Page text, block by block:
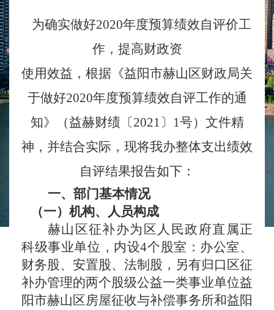
为确实做好2020年度预算绩效自评价工
作，提高财政资
使用效益，根据《益阳市赫山区财政局关
于做好2020年度预算绩效自评工作的通
知》
（益赫财绩〔2021〕 1号）文件精
神， 并结合实际，现将我办整体支出绩效
自评结果报告如下：
一、部门基本情况
（一）机构、人员构成
赫山区征补办为区人民政府直属正
科级事业单位 ，内设4个股室 ：办公室、
财务股、安置股、法制股，另有归口区征
补办管理的两个股级公益一类事业单位益
阳市赫山区房屋征收与补偿事务所和益阳